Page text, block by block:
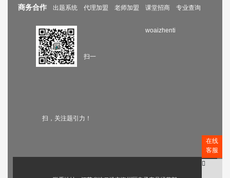
商务合作 出题系统 代理加盟 老师加盟 课堂招商 专业查询
扫一
扫，关注题引力！
woaizhenti
在线
客服